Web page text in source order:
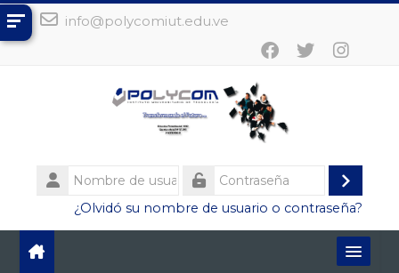
Salta al contenido principal
info@polycomiut.edu.ve
Nombre
de
usuario
Contraseña¿Olvidó su nombre de usuario o contraseña?